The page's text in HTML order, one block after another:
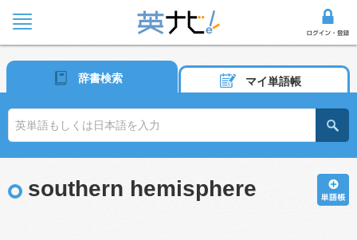
辞書検索 マイ単語帳
southern hemisphere